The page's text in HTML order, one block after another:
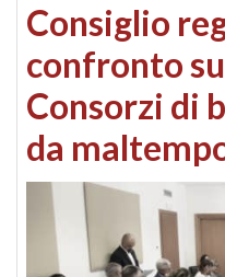
Consiglio
confronto
Consorzi di
da